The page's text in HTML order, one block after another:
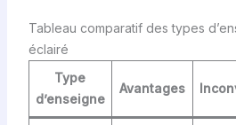
Tableau comparatif des types
éclairé
Type
d’enseigne
Avantages